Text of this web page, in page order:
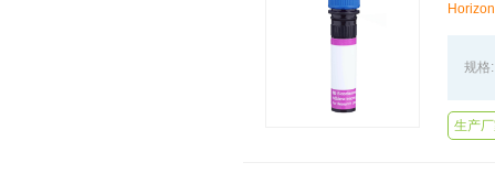
规格:
生产